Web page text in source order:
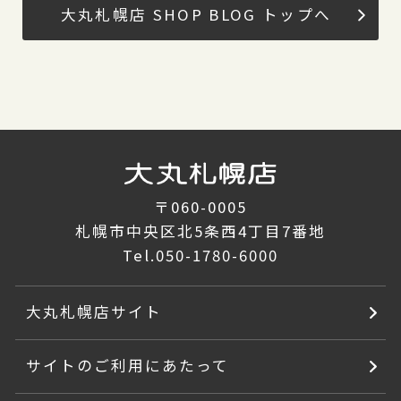
大丸札幌店 SHOP BLOG トップへ
〒060-0005
札幌市中央区北5条西4丁目7番地
Tel.050-1780-6000
大丸札幌店サイト
サイトのご利用にあたって